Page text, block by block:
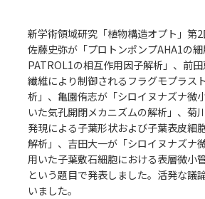
●ニュー
●アクセ
新学術領域研究「植物構造オプト 」第
佐藤史弥が「プロトンポンプAHA1の
PATROL1の相互作用因子解析」、前
繊維により制御されるフラグモプラス
析」、亀園侑志が「シロイヌナズナ微
いた気孔開閉メカニズムの解析」、菊
発現による子葉形状および子葉表皮細
解析」、吉田大一が「シロイヌナズナ
用いた子葉敷石細胞における表層微小
という題目で発表しました。活発な議
いました。